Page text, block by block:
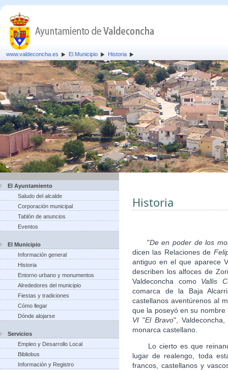
www.valdeconcha.es El Municipio Historia
El Ayuntamiento
Saludo del alcalde
Corporación municipal
Tablón de anuncios
Eventos
El Municipio
Información general
Historia
Entorno urbano y monumentos
Alrededores del municipio
Fiestas y tradiciones
Cómo llegar
Dónde alojarse
Servicios
Empleo y Desarrollo Local
Bibliobus
Información y Registro
Historia
"De en poder de los
dicen las Relaciones de
antiguo en el que aparece
describen los alfoces de
Valdeconcha como Vallis
comarca de la Baja
castellanos aventúrenos al
que la poseyó en su
VI "El Bravo",
monarca castellano.
Lo cierto es que
lugar de realengo, toda
francos, castellanos y